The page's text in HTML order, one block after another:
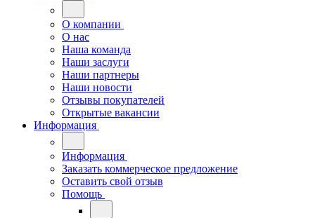
О компании
О нас
Наша команда
Наши заслуги
Наши партнеры
Наши новости
Отзывы покупателей
Открытые вакансии
Информация
Информация
Заказать коммерческое предложение
Оставить свой отзыв
Помощь